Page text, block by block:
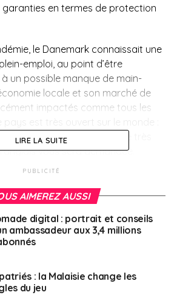
en termes de protection
le Danemark connaissait une
emploi, au point d’être
un possible manque de main-
locale et son marché de
impactés comme tous les
trouver un emploi, seule une très
vous sera demandée.
bases en danois peut vous
des cours de danois
2017, plus de la moitié des
sur place avait moins de 30
estiment cependant qu’en
sans être enregistrés au
LIRE LA SUITE
PUBLICITÉ
AIMEREZ AUSSI
digital : portrait et conseils
ambassadeur aux 3,4 millions
: la Malaisie change les
du jeu